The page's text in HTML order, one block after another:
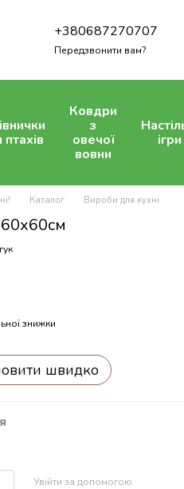
+380687270707
Передзвонити вам?
Ковдри
з
овечої
вовни
ігри
Каталог Вироби для кухні
знижки
швидко
Увійти за допомогою